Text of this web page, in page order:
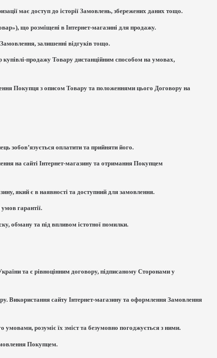
має доступ до історії Замовлень, збережених даних тощо.
що розміщені в Інтернет-магазині для продажу.
залишенні відгуків тощо.
купівлі-продажу Товару дистанційним способом на умовах,
Покупця з описом Товару та положеннями цього Договору на
зобов’язується оплатити та прийняти його.
на сайті Інтернет-магазину та отримання Покупцем
який є в наявності та доступний для замовлення.
гарантії.
обману та під впливом істотної помилки.
та є рівноцінним договору, підписаному Сторонами у
Використання сайту Інтернет-магазину та оформлення Замовлення
розуміє їх зміст та безумовно погоджується з ними.
Покупцем.